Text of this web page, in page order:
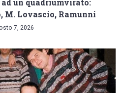
un quadriumvirato:
M. Lovascio, Ramunni
7, 2026